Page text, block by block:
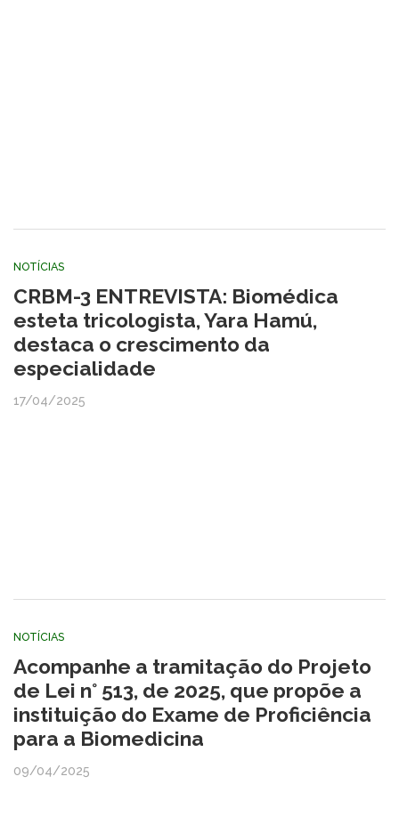
NOTÍCIAS
CRBM-3 ENTREVISTA: Biomédica
esteta tricologista, Yara Hamú,
destaca o crescimento da
especialidade
17/04/2025
NOTÍCIAS
Acompanhe a tramitação do Projeto
de Lei n° 513, de 2025, que propõe a
instituição do Exame de Proficiência
para a Biomedicina
09/04/2025